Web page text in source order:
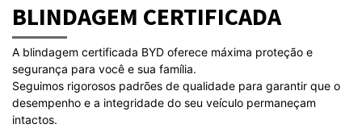
BLINDAGEM CERTIFICADA
A blindagem certificada BYD oferece máxima proteção e
segurança para você e sua família.
Seguimos rigorosos padrões de qualidade para garantir que o
desempenho e a integridade do seu veículo permaneçam
intactos.